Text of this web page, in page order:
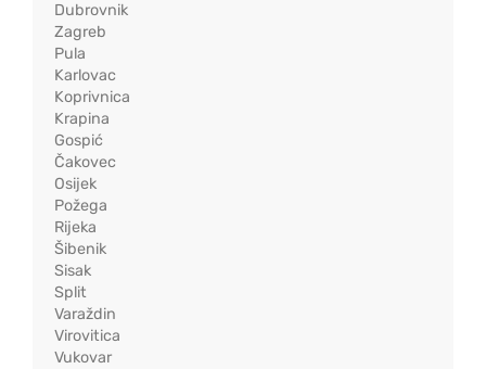
Dubrovnik
Zagreb
Pula
Karlovac
Koprivnica
Krapina
Gospić
Čakovec
Osijek
Požega
Rijeka
Šibenik
Sisak
Split
Varaždin
Virovitica
Vukovar